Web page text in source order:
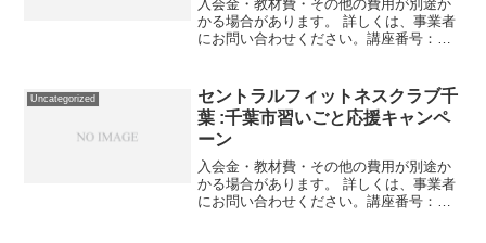
入会金・教材費・その他の費用が別途か
かる場合があります。 詳しくは、事業者
にお問い合わせください。講座番号：
2022/03/31英会話／30分／...
Uncategorized
セントラルフィットネスクラブ千
葉 :千葉市習いごと応援キャンペ
ーン
入会金・教材費・その他の費用が別途か
かる場合があります。 詳しくは、事業者
にお問い合わせください。講座番号：